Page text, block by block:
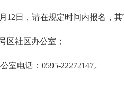
12日，请在规定时间内报名，
区社区办公室；
室电话：0595-22272147。